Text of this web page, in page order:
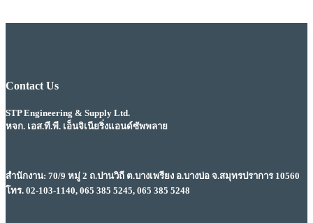
Contact Us
STP Engineering & Supply Ltd.
หจก. เอส.ที.พี. เอ็นจิเนียริ่งแอนด์ซัพพลาย
สำนักงาน: 70/9 หมู่ 2 ถ.ปานวิถี ต.บางเพรียง อ.บางบ่อ จ.สมุทรปราการ 10560
โทร. 02-103-1140, 065 385 5245, 065 385 5248